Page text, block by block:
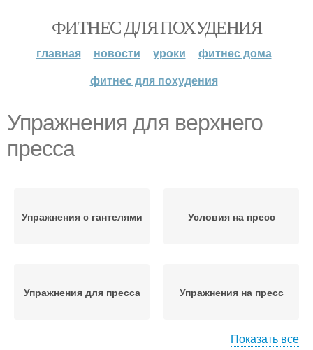
ФИТНЕС ДЛЯ ПОХУДЕНИЯ
главная новости уроки
фитнес дома
фитнес для похудения
Упражнения для верхнего
пресса
Упражнения с гантелями Условия на пресс
Упражнения для пресса Упражнения на пресс
Показать все